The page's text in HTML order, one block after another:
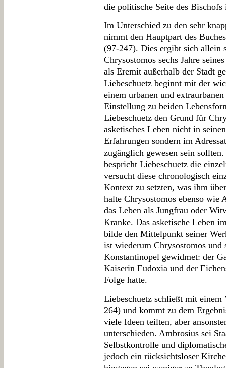
die politische Seite des
Im Unterschied zu den sehr
nimmt den Hauptpart des
(97-247). Dies ergibt sich allein
Chrysostomos sechs Jahre
als Eremit außerhalb der Stadt
Liebeschuetz beginnt mit der
einem urbanen und
Einstellung zu beiden
Liebeschuetz den Grund für
asketisches Leben nicht in
Erfahrungen sondern im
zugänglich gewesen sein
bespricht Liebeschuetz die
versucht diese chronologisch
Kontext zu setzten, was ihm
halte Chrysostomos ebenso wie
das Leben als Jungfrau oder
Kranke. Das asketische Leben
bilde den Mittelpunkt seiner
ist wiederum Chrysostomos
Konstantinopel gewidmet: der
Kaiserin Eudoxia und der
Folge hatte.
Liebeschuetz schließt mit
264) und kommt zu dem
viele Ideen teilten, aber
unterschieden. Ambrosius sei
Selbstkontrolle und
jedoch ein rücksichtsloser